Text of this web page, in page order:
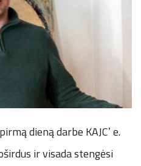
dieną darbe KAJCʼ e.
ir visada stengėsi